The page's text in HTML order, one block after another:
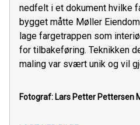
nedfelt i et dokument hvilke
bygget måtte Møller
lage fargetrappen som
for tilbakeføring. Teknikken
maling var svært unik og vil
Fotograf: Lars Petter Pettersen